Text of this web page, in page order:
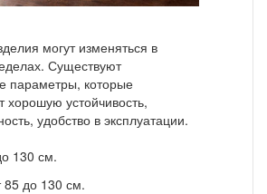
могут изменяться в
Существуют
параметры, которые
хорошую устойчивость,
удобство в эксплуатации.
130 см.
85 до 130 см.